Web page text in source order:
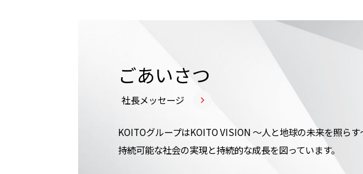
ごあいさつ
社長メッセージ
KOITOグループはKOITO VISION ～人と地球の未来を照らす
持続可能な社会の実現と持続的な成長を図っています。